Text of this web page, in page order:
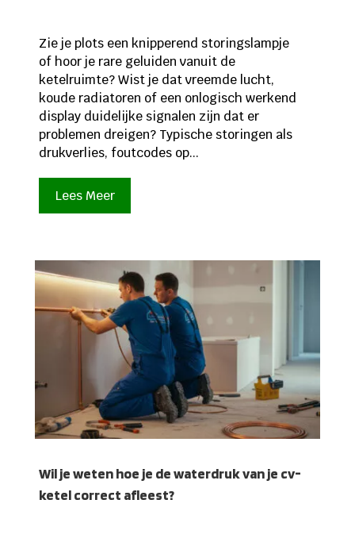
Zie je plots een knipperend storingslampje
of hoor je rare geluiden vanuit de
ketelruimte? Wist je dat vreemde lucht,
koude radiatoren of een onlogisch werkend
display duidelijke signalen zijn dat er
problemen dreigen? Typische storingen als
drukverlies, foutcodes op...
Lees Meer
Wil je weten hoe je de waterdruk van je cv-
ketel correct afleest?